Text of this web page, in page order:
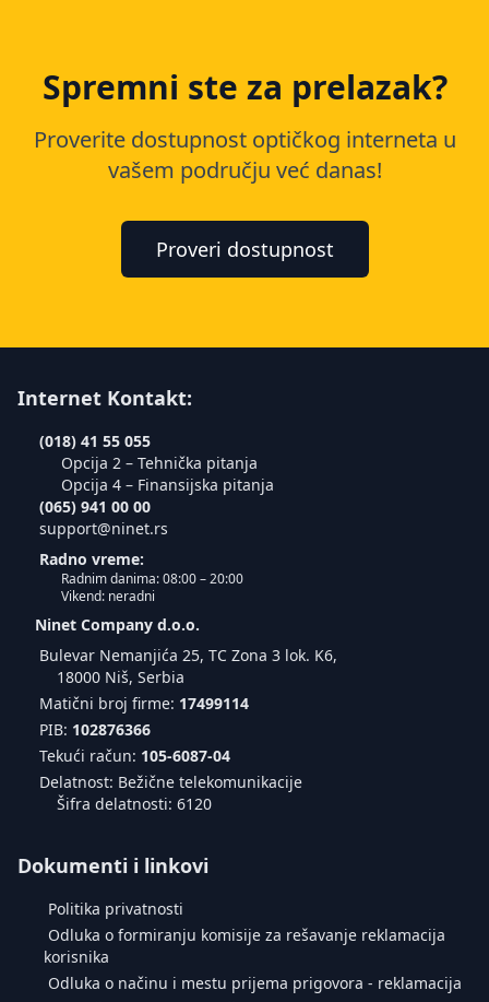
Spremni ste za prelazak?
Proverite dostupnost optičkog interneta u
vašem području već danas!
Proveri dostupnost
Internet Kontakt:
(018) 41 55 055
Opcija 2 – Tehnička pitanja
Opcija 4 – Finansijska pitanja
(065) 941 00 00
support@ninet.rs
Radno vreme:
Radnim danima: 08:00 – 20:00
Vikend: neradni
Ninet Company d.o.o.
Bulevar Nemanjića 25, TC Zona 3 lok. K6,
18000 Niš, Serbia
Matični broj firme: 17499114
PIB: 102876366
Tekući račun: 105-6087-04
Delatnost: Bežične telekomunikacije
Šifra delatnosti: 6120
Dokumenti i linkovi
Politika privatnosti
Odluka o formiranju komisije za rešavanje reklamacija
korisnika
Odluka o načinu i mestu prijema prigovora - reklamacija